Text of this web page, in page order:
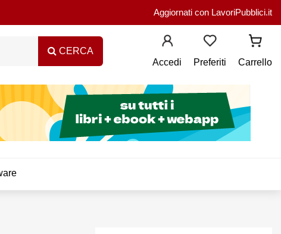
Aggiornati con LavoriPubblici.it
CERCA
Accedi
Preferiti Carrello